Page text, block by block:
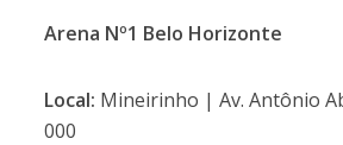
Arena Nº1 Belo Horizonte
Local: Mineirinho | Av. Antônio
000